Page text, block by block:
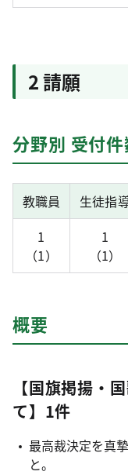
2 請願
分野別 受付
教職員 生徒指
1
（1）
1
（1）
概要
【国旗掲揚・
て】1件
最高裁決定を真
と。